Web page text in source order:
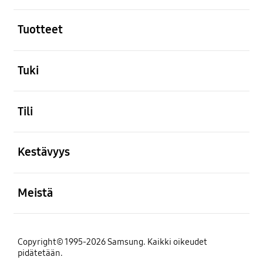
Tuotteet
Tuki
Tili
Kestävyys
Meistä
Copyright© 1995-2026 Samsung. Kaikki oikeudet
pidätetään.